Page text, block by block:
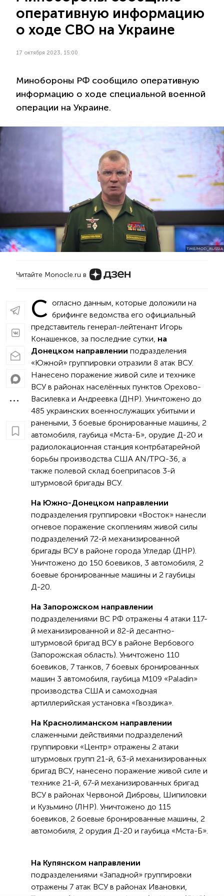
оперативную информацию
о ходе СВО на Украине
17 октября 2023, 15:00
Минобороны РФ сообщило оперативную
информацию о ходе специальной военной
операции на Украине.
T.ME/MOD_RUSSIA
Читайте Monocle.ru в
С огласно данным, которые доложили на
брифинге ведомства его официальный
представитель генерал-лейтенант Игорь
Конашенков, за последние сутки, на
Донецком направлении подразделения
«Южной» группировки отразили 8 атак ВСУ.
Нанесено поражение живой силе и технике
ВСУ в районах населённых пунктов Орехово-
Василевка и Андреевка (ДНР). Уничтожено до
485 украинских военнослужащих убитыми и
ранеными, 3 боевые бронированные машины, 2
автомобиля, гаубица «Мста-Б», орудие Д-20 и
радиолокационная станция контрбатарейной
борьбы производства США AN/TPQ-36, а
также полевой склад боеприпасов 3-й
штурмовой бригады ВСУ.
На Южно-Донецком направлении
подразделения группировки «Восток» нанесли
огневое поражение скоплениям живой силы
подразделений 72-й механизированной
бригады ВСУ в районе города Угледар (ДНР).
Уничтожено до 150 боевиков, 3 автомобиля, 2
боевые бронированные машины и 2 гаубицы
Д-20.
На Запорожском направлении
подразделениями ВС РФ отражены 4 атаки 117-
й механизированной и 82-й десантно-
штурмовой бригад ВСУ в районе Вербового
(Запорожская область). Уничтожено 110
боевиков, 7 танков, 7 боевых бронированных
машин 3 автомобиля, гаубица М109 «Paladin»
производства США и самоходная
артиллерийская установка «Гвоздика».
На Краснолиманском направлении
слаженными действиями подразделений
группировки «Центр» отражены 2 атаки
штурмовых групп 21-й, 63-й механизированных
бригад ВСУ, нанесено поражение живой силе и
технике 21-й, 67-й механизированных бригад
ВСУ в районах Червоной Дибровы, Шипиловки
и Кузьмино (ЛНР). Уничтожено до 115
боевиков, 2 боевые бронированные машины, 2
автомобиля, 2 орудия Д-20 и гаубица «Мста-Б».
На Купянском направлении
подразделениями «Западной» группировки
отражены 7 атак ВСУ в районах Ивановки,